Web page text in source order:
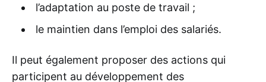
l’adaptation au poste de travail ;
le maintien dans l’emploi des salariés.
Il peut également proposer des actions qui
participent au développement des